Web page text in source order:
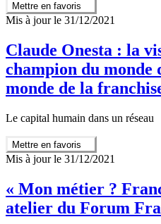
Mettre en favoris
Mis à jour le 31/12/2021
Claude Onesta : la
champion du monde
monde de la
Le capital humain dans un réseau
Mettre en favoris
Mis à jour le 31/12/2021
« Mon métier ?
atelier du Forum